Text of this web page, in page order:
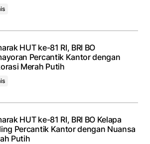
HUT ke-81 RI, BRI BO
Percantik Kantor dengan
Merah Putih
HUT ke-81 RI, BRI BO Kelapa
Percantik Kantor dengan Nuansa
Putih